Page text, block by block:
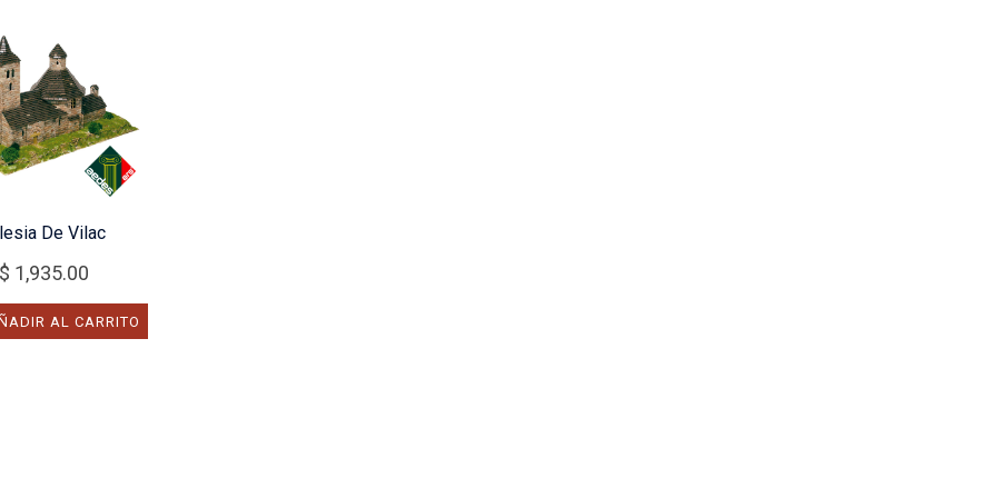
De Vilac
$ 1,935.00
AL CARRITO